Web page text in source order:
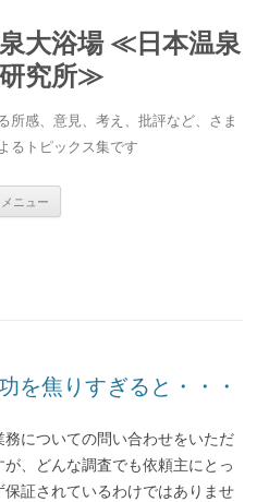
大浴場 ≪日本温泉
究所≫
所感、意見、考え、批評など、さま
るトピックス集です
メニュー
を焦りすぎると・・・
についての問い合わせをいただ
、どんな調査でも依頼主にとっ
証されているわけではありませ